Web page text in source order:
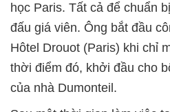
học Paris. Tất cả để chuẩn
đấu giá viên. Ông bắt đầu
Hôtel Drouot (Paris) khi chỉ
thời điểm đó, khởi đầu cho
của nhà Dumonteil.